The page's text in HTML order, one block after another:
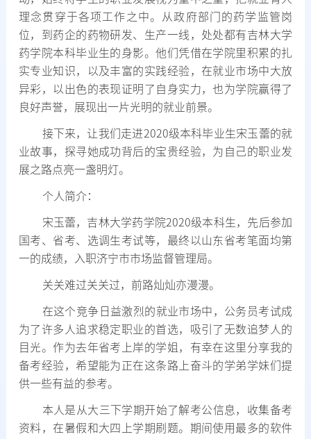
理念贯穿于各项工作之中。从政府部门的药学监管岗
位，到药企的药物研发、生产一线，处处都有吉林大学
药学院本科毕业生的身影。他们凭借在学院里积累的扎
实专业知识，以及丰富的实践经验，在就业市场中大放
异彩，以出色的表现证明了自身实力，也为学院赢得了
良好声誉，展现出一片光明的就业前景。
接下来，让我们走进2020级本科毕业生宋玉蕾的就
业故事，探寻她成功背后的宝贵经验，为自己的职业发
展之路点亮一盏明灯。
个人简介：
宋玉蕾，吉林大学药学院2020级本科生，先后参加
国考、省考、选调生考试等，最终以山东省考笔面均第
一的成绩，入职济宁市市场监督管理局。
关关难过关关过，前路灿灿亦漫漫。
在这个竞争日益激烈的就业市场中，公务员考试成
为了许多人追求稳定职业的首选，吸引了无数追梦人的
目光。作为去年省考上岸的学姐，有幸在这里分享我的
备考经验，希望能为正在这条路上奋斗的学弟学妹们提
供一些有益的参考。
本人是从大三下学期开始了解考公信息，收集备考
资料，在暑假和大四上学期刷题。期间使用最多的软件